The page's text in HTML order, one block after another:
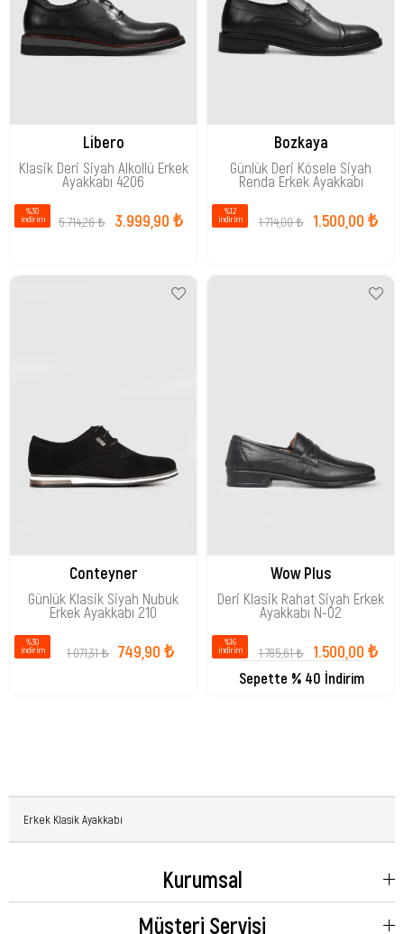
Libero
Klasik Deri Siyah Alkollü Erkek
Ayakkabı 4206
3.999,90 ₺
5.714,26 ₺
%30
i̇ndirim
Bozkaya
Günlük Deri Kösele Siyah
Renda Erkek Ayakkabı
1.500,00 ₺
1.714,00 ₺
%12
i̇ndirim
Conteyner
Günlük Klasik Siyah Nubuk
Erkek Ayakkabı 210
749,90 ₺
1.071,31 ₺
%30
i̇ndirim
Wow Plus
Deri Klasik Rahat Siyah Erkek
Ayakkabı N-02
1.500,00 ₺
1.785,61 ₺
Sepette % 40 İndirim
%16
i̇ndirim
Erkek Klasik Ayakkabı
Kurumsal
Müşteri Servisi